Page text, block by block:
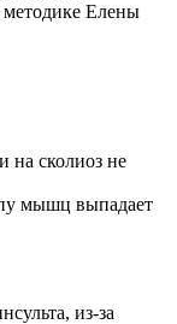
методике Елены
на сколиоз не
мышц выпадает
из-за